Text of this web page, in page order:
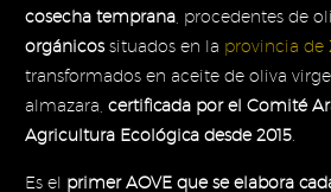
cosecha temprana , procedentes de
orgánicossituados en la provincia de
transformados en aceite de oliva
almazara, certificada por el Comité
Agricultura Ecológica desde 2015
Es el primer AOVE que se elabora